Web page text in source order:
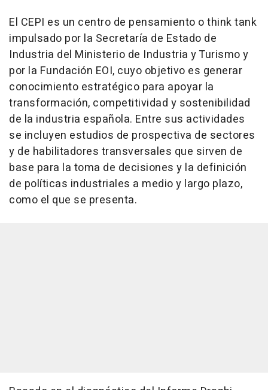
El CEPI es un centro de pensamiento o think tank
impulsado por la Secretaría de Estado de
Industria del Ministerio de Industria y Turismo y
por la Fundación EOI, cuyo objetivo es generar
conocimiento estratégico para apoyar la
transformación, competitividad y sostenibilidad
de la industria española. Entre sus actividades
se incluyen estudios de prospectiva de sectores
y de habilitadores transversales que sirven de
base para la toma de decisiones y la definición
de políticas industriales a medio y largo plazo,
como el que se presenta.